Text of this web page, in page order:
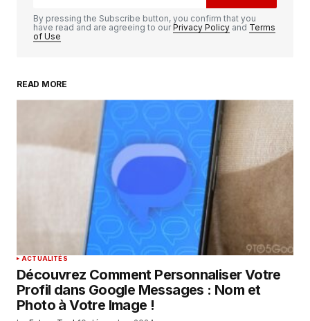
Your Name
*
Enregistrer mon nom, mon e-mail et mon
site dans le navigateur pour mon prochain
commentaire.
SUBMIT COMMENT
By pressing the Subscribe button, you confirm that you
have read and are agreeing to ourPrivacy Policy and Terms
of Use
READ MORE
ACTUALITÉS
Découvrez Comment Personnaliser Votre
Profil dans Google Messages : Nom et
Photo à Votre Image !